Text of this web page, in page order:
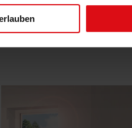
Ausstattungsextras